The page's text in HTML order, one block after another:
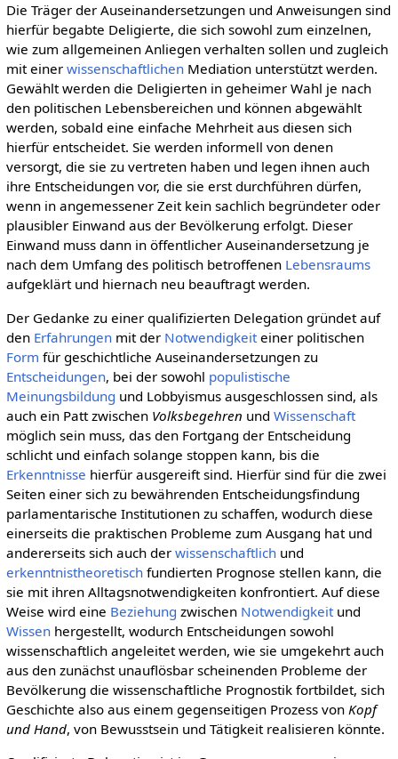
Die Träger der Auseinandersetzungen und Anweisungen sind
hierfür begabte Deligierte, die sich sowohl zum einzelnen,
wie zum allgemeinen Anliegen verhalten sollen und zugleich
mit einer wissenschaftlichenMediation unterstützt werden.
Gewählt werden die Deligierten in geheimer Wahl je nach
den politischen Lebensbereichen und können abgewählt
werden, sobald eine einfache Mehrheit aus diesen sich
hierfür entscheidet. Sie werden informell von denen
versorgt, die sie zu vertreten haben und legen ihnen auch
ihre Entscheidungen vor, die sie erst durchführen dürfen,
wenn in angemessener Zeit kein sachlich begründeter oder
plausibler Einwand aus der Bevölkerung erfolgt. Dieser
Einwand muss dann in öffentlicher Auseinandersetzung je
nach dem Umfang des politisch betroffenen Lebensraums
aufgeklärt und hiernach neu beauftragt werden.
Der Gedanke zu einer qualifizierten Delegation gründet auf
den Erfahrungenmit der Notwendigkeiteiner politischen
Form für geschichtliche Auseinandersetzungen zu
Entscheidungen, bei der sowohl populistische
Meinungsbildung und Lobbyismus ausgeschlossen sind, als
auch ein Patt zwischen Volksbegehren und Wissenschaft
möglich sein muss, das den Fortgang der Entscheidung
schlicht und einfach solange stoppen kann, bis die
Erkenntnisse hierfür ausgereift sind. Hierfür sind für die zwei
Seiten einer sich zu bewährenden Entscheidungsfindung
parlamentarische Institutionen zu schaffen, wodurch diese
einerseits die praktischen Probleme zum Ausgang hat und
andererseits sich auch der wissenschaftlichund
erkenntnistheoretischfundierten Prognose stellen kann, die
sie mit ihren Alltagsnotwendigkeiten konfrontiert. Auf diese
Weise wird eine Beziehung zwischen Notwendigkeitund
Wissenhergestellt, wodurch Entscheidungen sowohl
wissenschaftlich angeleitet werden, wie sie umgekehrt auch
aus den zunächst unauflösbar scheinenden Probleme der
Bevölkerung die wissenschaftliche Prognostik fortbildet, sich
Geschichte also aus einem gegenseitigen Prozess von Kopf
und Hand, von Bewusstsein und Tätigkeit realisieren könnte.